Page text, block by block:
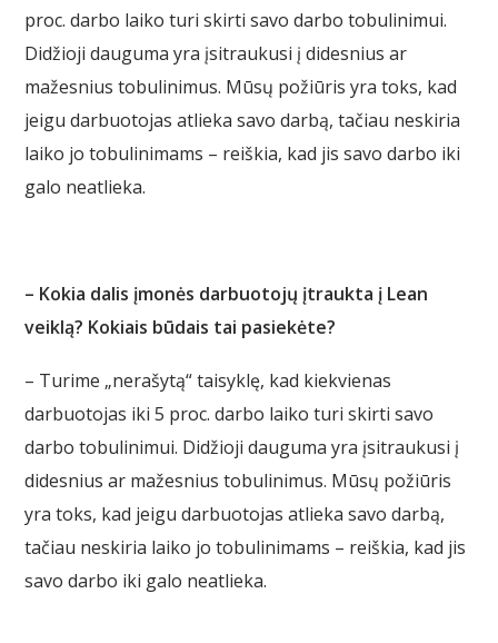
proc. darbo laiko turi skirti savo darbo tobulinimui.
Didžioji dauguma yra įsitraukusi į didesnius ar
mažesnius tobulinimus. Mūsų požiūris yra toks, kad
jeigu darbuotojas atlieka savo darbą, tačiau neskiria
laiko jo tobulinimams – reiškia, kad jis savo darbo iki
galo neatlieka.
– Kokia dalis įmonės darbuotojų įtraukta į Lean
veiklą? Kokiais būdais tai pasiekėte?
– Turime „nerašytą“ taisyklę, kad kiekvienas
darbuotojas iki 5 proc. darbo laiko turi skirti savo
darbo tobulinimui. Didžioji dauguma yra įsitraukusi į
didesnius ar mažesnius tobulinimus. Mūsų požiūris
yra toks, kad jeigu darbuotojas atlieka savo darbą,
tačiau neskiria laiko jo tobulinimams – reiškia, kad jis
savo darbo iki galo neatlieka.